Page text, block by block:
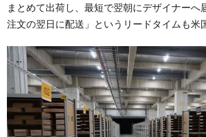
まとめて出荷し、最短で翌朝にデザイナーへ
注文の翌日に配送」というリードタイムも米